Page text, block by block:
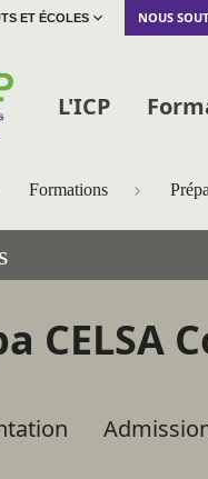
ET ÉCOLES NOUS
L'ICP
Formations
CELSA